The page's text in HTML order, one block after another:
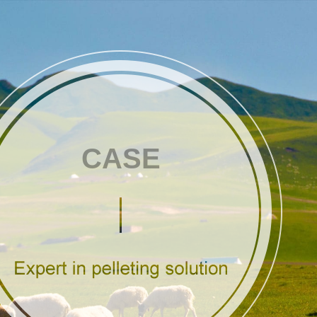
organice
Alte linii de producție de
CASE